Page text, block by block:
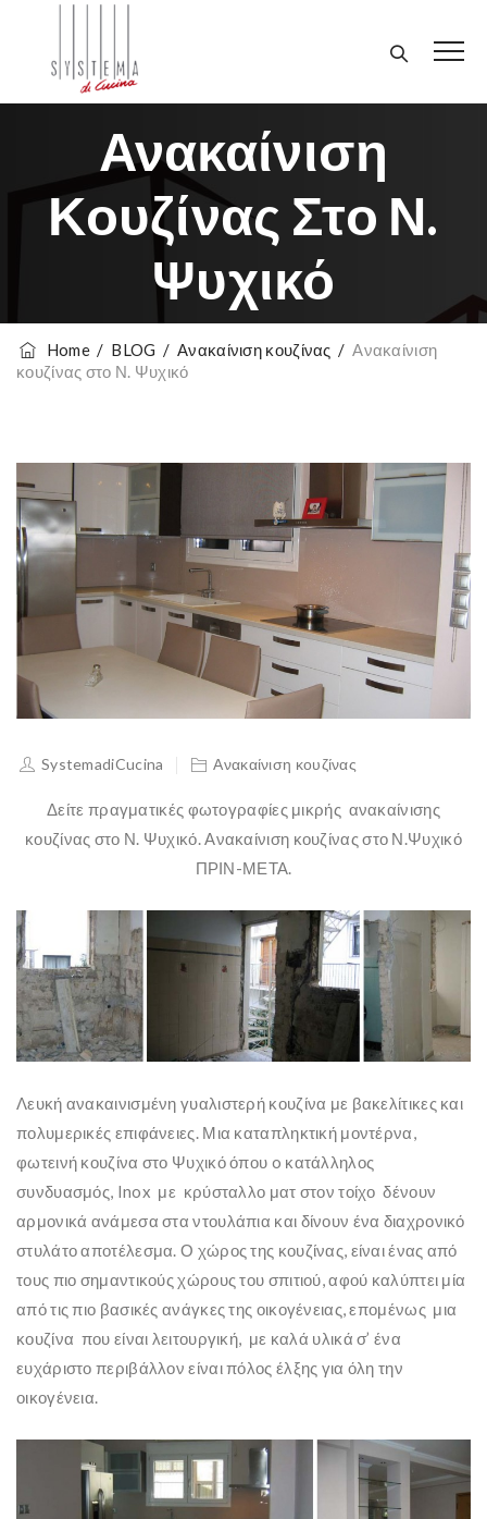
Ανακαίνιση
Κουζίνας Στο Ν.
Ψυχικό
Home/ BLOG /Ανακαίνιση κουζίνας /Ανακαίνιση
κουζίνας στο Ν. Ψυχικό
SystemadiCucina Ανακαίνιση κουζίνας
Δείτε πραγματικές φωτογραφίες μικρής ανακαίνισης
κουζίνας στο Ν. Ψυχικό. Ανακαίνιση κουζίνας στο Ν.Ψυχικό
ΠΡΙΝ-ΜΕΤΑ.
Λευκή ανακαινισμένη γυαλιστερή κουζίνα με βακελίτικες και
πολυμερικές επιφάνειες. Μια καταπληκτική μοντέρνα,
φωτεινή κουζίνα στο Ψυχικό όπου o κατάλληλος
συνδυασμός, Inox με κρύσταλλο ματ στον τοίχο δένουν
αρμονικά ανάμεσα στα ντουλάπια και δίνουν ένα διαχρονικό
στυλάτο αποτέλεσμα. Ο χώρος της κουζίνας, είναι ένας από
τους πιο σημαντικούς χώρους του σπιτιού, αφού καλύπτει μία
από τις πιο βασικές ανάγκες της οικογένειας, επομένως μια
κουζίνα που είναι λειτουργική, με καλά υλικά σ’ ένα
ευχάριστο περιβάλλον είναι πόλος έλξης για όλη την
οικογένεια.